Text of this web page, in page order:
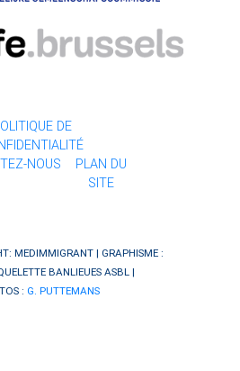
DE
NOUS
PLAN DU
SITE
MEDIMMIGRANT | GRAPHISME :
BANLIEUES ASBL|
: G. PUTTEMANS